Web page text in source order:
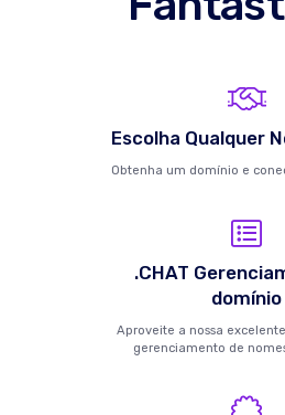
Escolha Qualquer
Obtenha um domínio e
.CHAT
domínio
Aproveite a nossa
gerenciamento de